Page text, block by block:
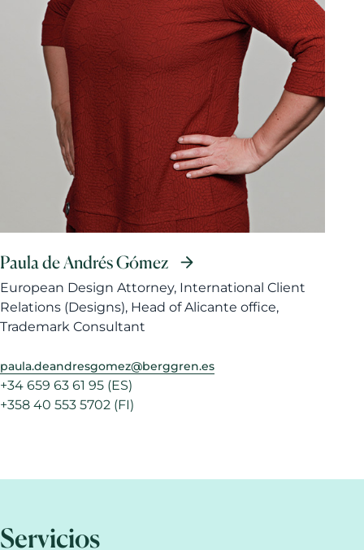
Paula de Andrés Gómez
European Design Attorney, International Client
Relations (Designs), Head of Alicante office,
Trademark Consultant
paula.deandresgomez@berggren.es
+34 659 63 61 95 (ES)
+358 40 553 5702 (FI)
Servicios